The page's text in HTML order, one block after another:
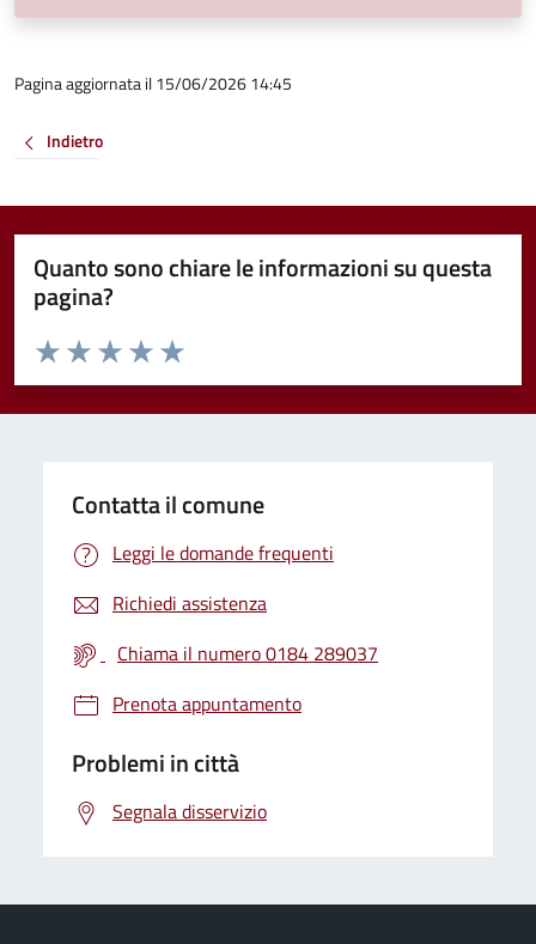
Pagina aggiornata il 15/06/2026 14:45
Indietro
Quanto sono chiare le informazioni su questa
pagina?
Valuta da 1 a 5 stelle la pagina
Valuta 5 stelle su 5
Valuta 4 stelle su 5
Valuta 3 stelle su 5
Valuta 2 stelle su 5
Valuta 1 stelle su 5
Contatta il comune
Leggi le domande frequenti
Richiedi assistenza
Chiama il numero 0184 289037
Prenota appuntamento
Problemi in città
Segnala disservizio